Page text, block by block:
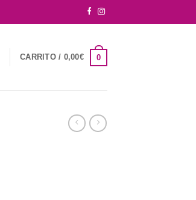
CARRITO / 0,00€ 0